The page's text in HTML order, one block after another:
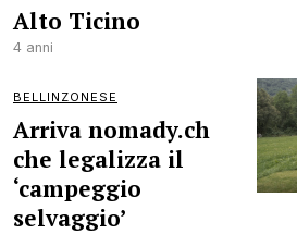
Alto Ticino
4 anni
BELLINZONESE
Arriva nomady.ch
che legalizza il
‘campeggio
selvaggio’